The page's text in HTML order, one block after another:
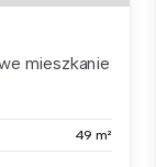
mieszkanie
49 m²